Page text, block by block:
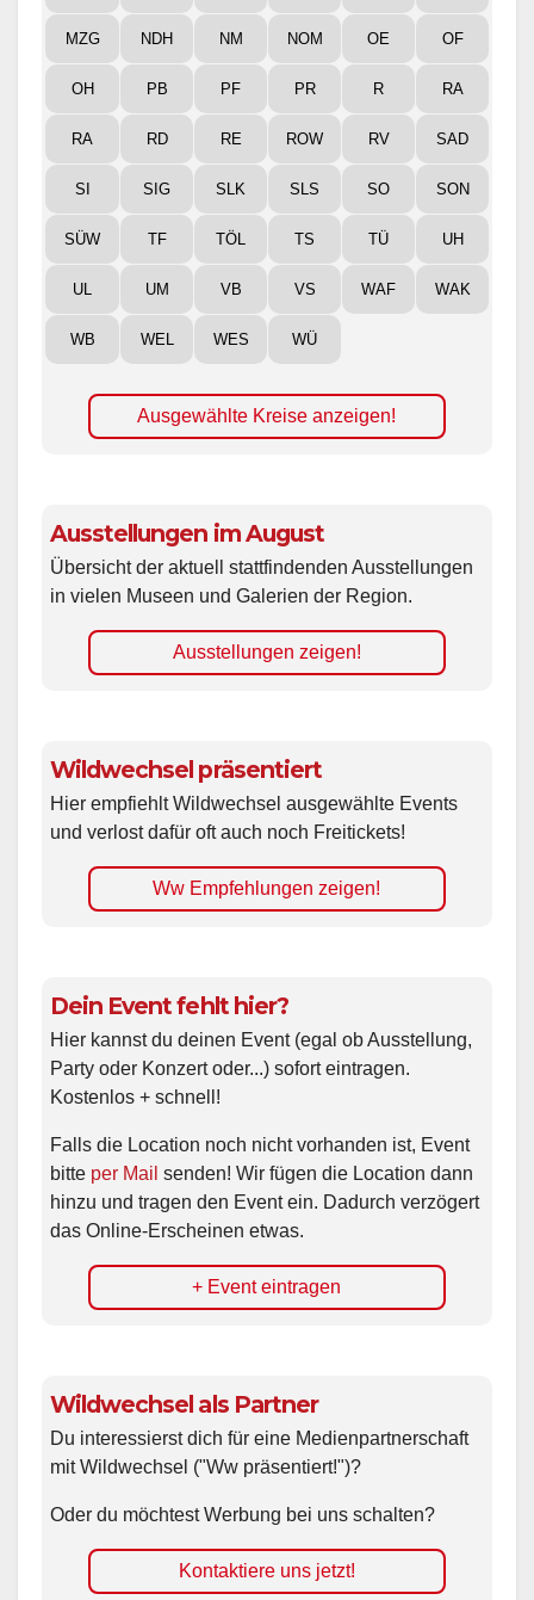
MZG NDH NM NOM OE OF
OH PB PF PR R RA
RA RD RE ROW RV SAD
SI SIG SLK SLS SO SON
SÜW TF TÖL TS TÜ UH
UL UM VB VS WAF WAK
WB WEL WES WÜ
Ausgewählte Kreise anzeigen!
Ausstellungen im August
Übersicht der aktuell stattfindenden Ausstellungen
in vielen Museen und Galerien der Region.
Ausstellungen zeigen!
Wildwechsel präsentiert
Hier empfiehlt Wildwechsel ausgewählte Events
und verlost dafür oft auch noch Freitickets!
Ww Empfehlungen zeigen!
Dein Event fehlt hier?
Hier kannst du deinen Event (egal ob Ausstellung,
Party oder Konzert oder...) sofort eintragen.
Kostenlos + schnell!
Falls die Location noch nicht vorhanden ist, Event
bitte per Mail senden! Wir fügen die Location dann
hinzu und tragen den Event ein. Dadurch verzögert
das Online-Erscheinen etwas.
+ Event eintragen
Wildwechsel als Partner
Du interessierst dich für eine Medienpartnerschaft
mit Wildwechsel ("Ww präsentiert!")?
Oder du möchtest Werbung bei uns schalten?
Kontaktiere uns jetzt!